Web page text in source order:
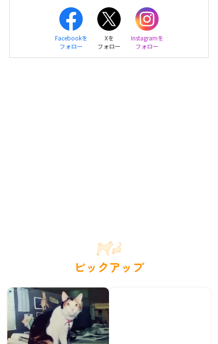
Facebookを
フォロー
Xを
フォロー
Instagramを
フォロー
ピックアップ